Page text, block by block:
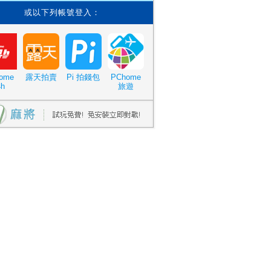
或以下列帳號登入：
露天拍賣 Pi 拍錢包
PChome
旅遊